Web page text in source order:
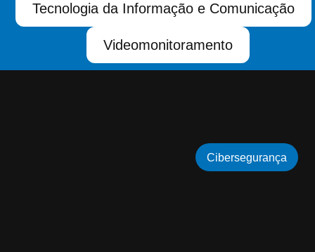
Tecnologia da Informação e Comunicação
Videomonitoramento
Cibersegurança